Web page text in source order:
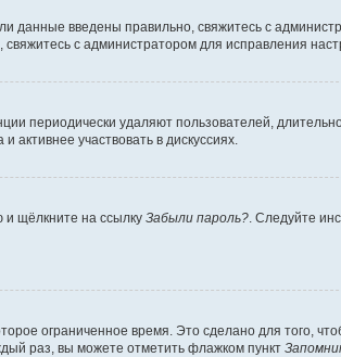
данные введены правильно, свяжитесь с
с администратором для исправления
периодически удаляют пользователей,
участвовать в дискуссиях.
и щёлкните на ссылку Забыли пароль?. Следуйте
ограниченное время. Это сделано для того,
раз, вы можете отметить флажком пункт